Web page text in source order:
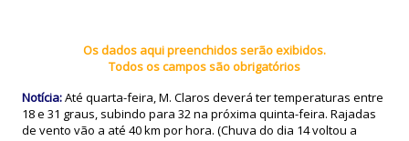
Os dados aqui preenchidos serão exibidos.
Todos os campos são obrigatórios
Notícia:Até quarta-feira, M. Claros deverá ter temperaturas entre
18 e 31 graus, subindo para 32 na próxima quinta-feira. Rajadas
de vento vão a até 40 km por hora. (Chuva do dia 14 voltou a